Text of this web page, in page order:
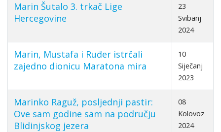
Marin Šutalo 3. trkač Lige
Hercegovine
23
Svibanj
2024
Marin, Mustafa i Ruđer istrčali
zajedno dionicu Maratona mira
10
Siječanj
2023
Marinko Raguž, posljednji pastir:
Ove sam godine sam na području
Blidinjskog jezera
08
Kolovoz
2024